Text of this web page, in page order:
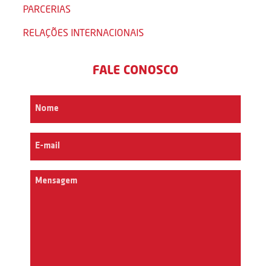
PARCERIAS
RELAÇÕES INTERNACIONAIS
FALE CONOSCO